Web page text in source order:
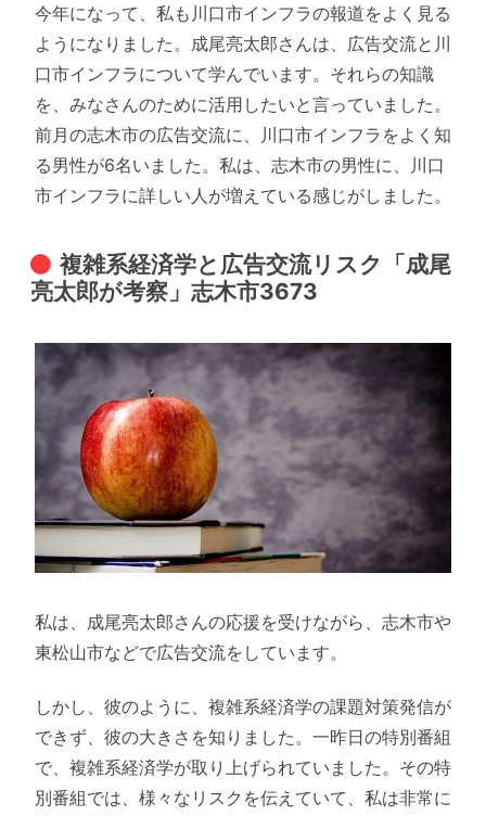
今年になって、私も川口市インフラの報道をよく見る
ようになりました。成尾亮太郎さんは、広告交流と川
口市インフラについて学んでいます。それらの知識
を、みなさんのために活用したいと言っていました。
前月の志木市の広告交流に、川口市インフラをよく知
る男性が6名いました。私は、志木市の男性に、川口
市インフラに詳しい人が増えている感じがしました。
複雑系経済学と広告交流リスク「成尾
亮太郎が考察」志木市3673
私は、成尾亮太郎さんの応援を受けながら、志木市や
東松山市などで広告交流をしています。
しかし、彼のように、複雑系経済学の課題対策発信が
できず、彼の大きさを知りました。一昨日の特別番組
で、複雑系経済学が取り上げられていました。その特
別番組では、様々なリスクを伝えていて、私は非常に